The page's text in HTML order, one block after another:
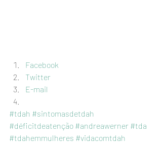
Facebook
Twitter
E-mail
#tdah #sintomasdetdah
#déficitdeatenção #andreawerner #tda
#tdahemmulheres #vidacomtdah